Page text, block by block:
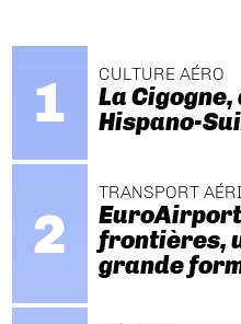
CULTURE AÉRO
La Cigogne,
Hispano-
TRANSPORT
frontières,
grande